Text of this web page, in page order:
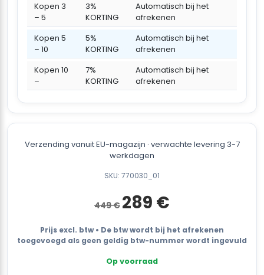
Kopen 3
– 5
3%
KORTING
Automatisch bij het
afrekenen
Kopen 5
– 10
5%
KORTING
Automatisch bij het
afrekenen
Kopen 10
–
7%
KORTING
Automatisch bij het
afrekenen
Verzending vanuit EU-magazijn · verwachte levering 3-7
werkdagen
SKU: 770030_01
449€
Oorspronkelijke
prijs
449 €.
289 €
289 €.
Prijs excl. btw • De btw wordt bij het afrekenen
toegevoegd als geen geldig btw-nummer wordt ingevuld
Op voorraad